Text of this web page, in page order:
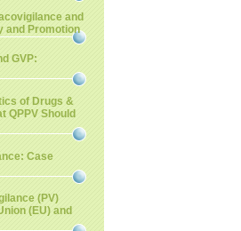
and
and Promotion
GVP:
of Drugs &
QPPV Should
Case
(PV)
(EU) and